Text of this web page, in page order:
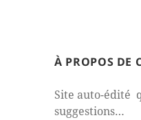
À PROPOS DE
Site auto-édité
suggestions…